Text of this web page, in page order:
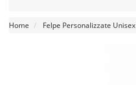
Home Felpe Personalizzate Unisex